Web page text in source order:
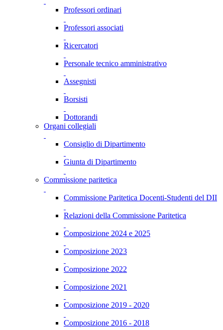
Professori ordinari
Professori associati
Ricercatori
Personale tecnico amministrativo
Assegnisti
Borsisti
Dottorandi
Organi collegiali
Consiglio di Dipartimento
Giunta di Dipartimento
Commissione paritetica
Commissione Paritetica Docenti-Studenti del DII
Relazioni della Commissione Paritetica
Composizione 2024 e 2025
Composizione 2023
Composizione 2022
Composizione 2021
Composizione 2019 - 2020
Composizione 2016 - 2018